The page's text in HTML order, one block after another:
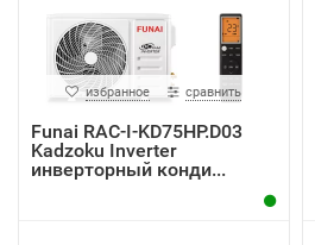
избранное сравнить
Funai RAC-I-KD75HP.D03
Kadzoku Inverter
инверторный конди...